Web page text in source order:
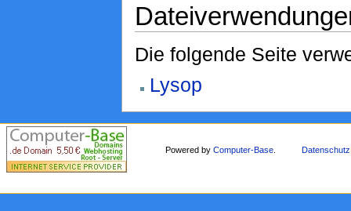
Die folgende Seite
Lysop
Powered byComputer-Base Datenschutz